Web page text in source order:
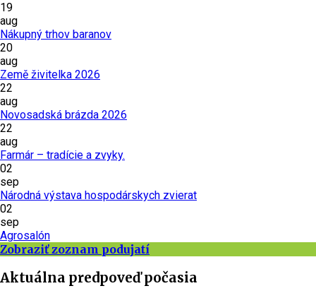
19
aug
Nákupný trhov baranov
20
aug
Země živitelka 2026
22
aug
Novosadská brázda 2026
22
aug
Farmár – tradície a zvyky.
02
sep
Národná výstava hospodárskych zvierat
02
sep
Agrosalón
Zobraziť zoznam podujatí
Aktuálna predpoveď počasia